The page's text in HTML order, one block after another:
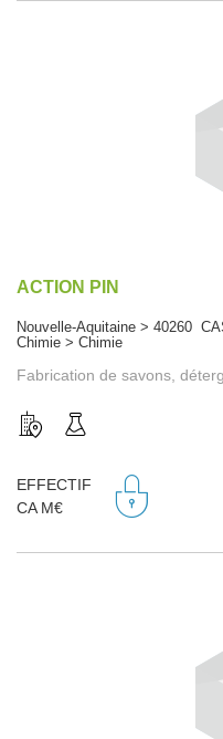
ACTION PIN
Nouvelle-Aquitaine > 40260
Chimie > Chimie
Fabrication de savons,
EFFECTIF
CA M€